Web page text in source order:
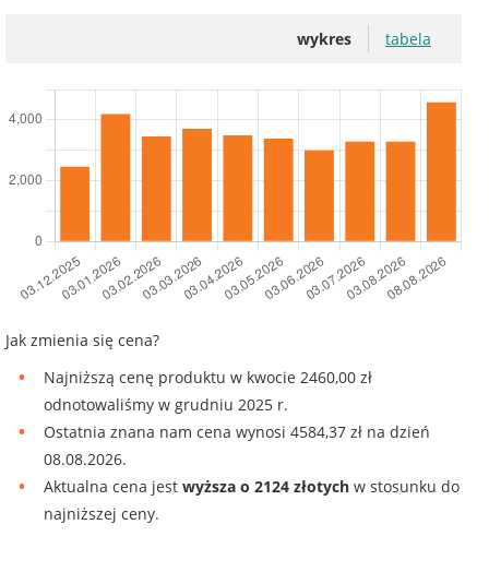
wykres tabela
Jak zmienia się cena?
Najniższą cenę produktu w kwocie 2460,00 zł
odnotowaliśmy w grudniu 2025 r.
Ostatnia znana nam cena wynosi 4584,37 zł na dzień
08.08.2026.
Aktualna cena jest wyższa o 2124 złotych w stosunku do
najniższej ceny.